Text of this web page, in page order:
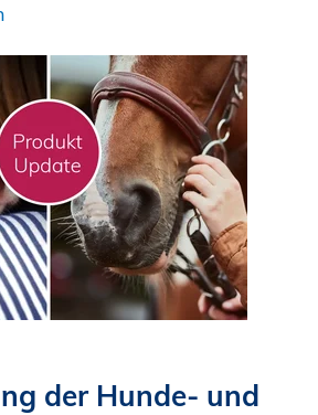
der Hunde- und